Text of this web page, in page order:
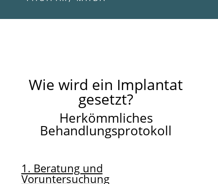
Wie wird ein Implantat
gesetzt?
Herkömmliches
Behandlungsprotokoll
1. Beratung und
Voruntersuchung